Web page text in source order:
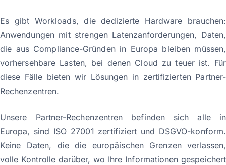
Es gibt Workloads, die dedizierte Hardware brauchen:
Anwendungen mit strengen Latenzanforderungen, Daten,
die aus Compliance-Gründen in Europa bleiben müssen,
vorhersehbare Lasten, bei denen Cloud zu teuer ist. Für
diese Fälle bieten wir Lösungen in zertifizierten Partner-
Rechenzentren.
Unsere Partner-Rechenzentren befinden sich alle in
Europa, sind ISO 27001 zertifiziert und DSGVO-konform.
Keine Daten, die die europäischen Grenzen verlassen,
volle Kontrolle darüber, wo Ihre Informationen gespeichert